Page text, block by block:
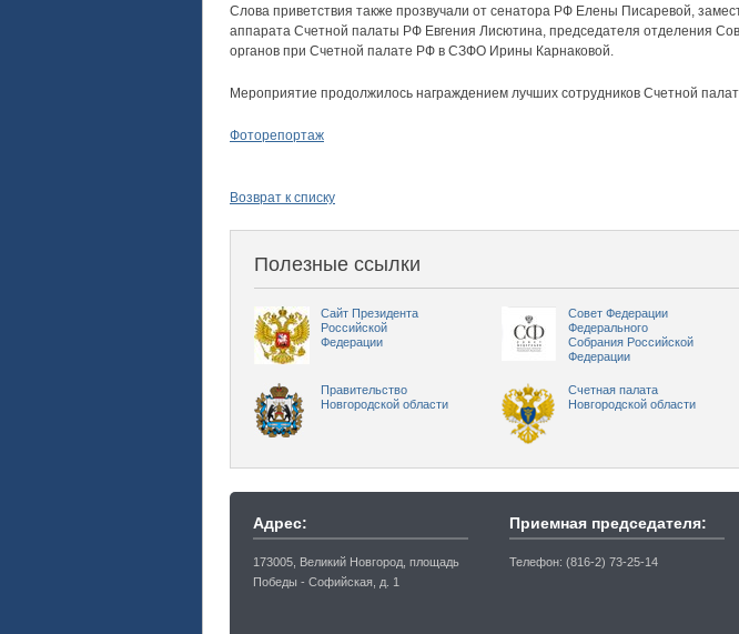
Слова приветствия также прозвучали от сенатора РФ Елены Писаревой,
аппарата Счетной палаты РФ Евгения Лисютина, председателя отделения
органов при Счетной палате РФ в СЗФО Ирины Карнаковой.
Мероприятие продолжилось награждением лучших сотрудников Счетной
Фоторепортаж
Возврат к списку
Полезные ссылки
Сайт Президента
Российской
Федерации
Совет Федерации
Федерального
Собрания Российской
Федерации
Правительство
Новгородской области
Счетная палата
Новгородской области
Адрес:
173005, Великий Новгород, площадь
Победы - Софийская, д. 1
Приемная председателя:
Телефон: (816-2) 73-25-14